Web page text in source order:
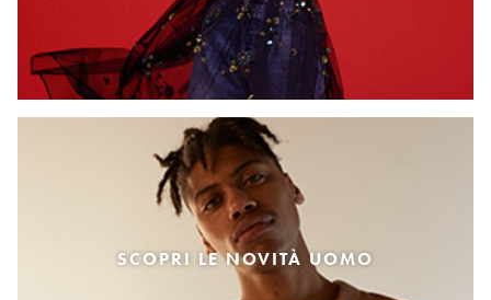
SCOPRI LE NOVITÀ UOMO